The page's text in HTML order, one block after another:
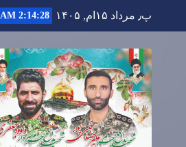
to
پ٫ مرداد ۱۵ام, ۱۴۰۵ 2:14:29 AM